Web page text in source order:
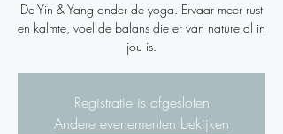
De Yin & Yang onder de yoga. Ervaar meer rust
en kalmte, voel de balans die er van nature al in
jou is.
Registratie is afgesloten
Andere evenementen bekijken